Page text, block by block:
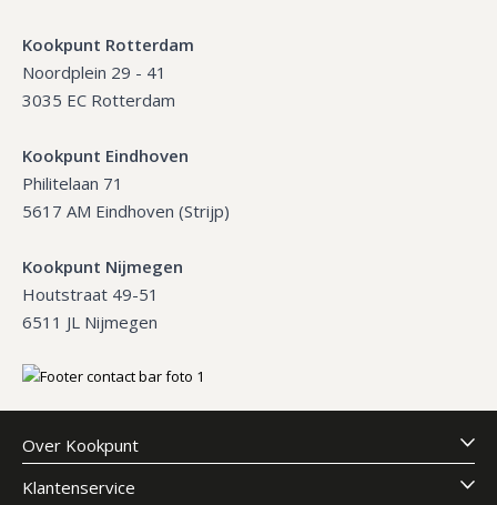
Kookpunt Rotterdam
Noordplein 29 - 41
3035 EC Rotterdam
Kookpunt Eindhoven
Philitelaan 71
5617 AM Eindhoven (Strijp)
Kookpunt Nijmegen
Houtstraat 49-51
6511 JL Nijmegen
Over Kookpunt
Klantenservice